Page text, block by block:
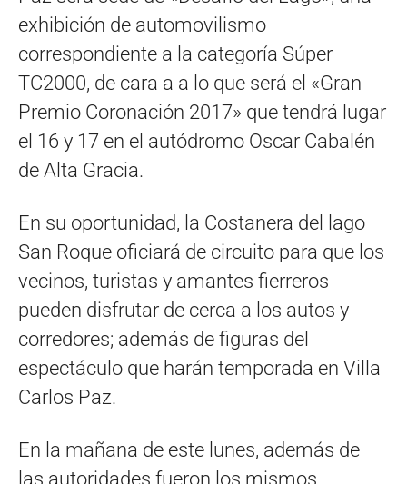
exhibición de automovilismo
correspondiente a la categoría Súper
TC2000, de cara a a lo que será el «Gran
Premio Coronación 2017» que tendrá lugar
el 16 y 17 en el autódromo Oscar Cabalén
de Alta Gracia.
En su oportunidad, la Costanera del lago
San Roque oficiará de circuito para que los
vecinos, turistas y amantes fierreros
pueden disfrutar de cerca a los autos y
corredores; además de figuras del
espectáculo que harán temporada en Villa
Carlos Paz.
En la mañana de este lunes, además de
las autoridades fueron los mismos